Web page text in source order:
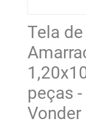
Tela
peças
Vonder